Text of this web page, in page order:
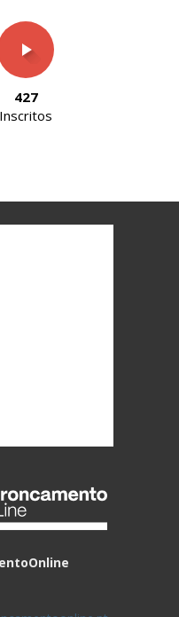
427
Inscritos